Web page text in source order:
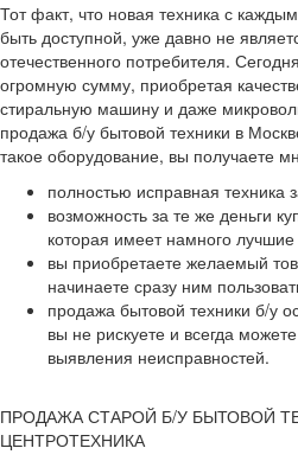
Тот факт, что новая техника с
быть доступной, уже давно не
отечественного потребителя.
огромную сумму, приобретая
стиральную машину и даже
продажа б/у бытовой техники в
такое оборудование, вы получаете
полностью исправная техника
возможность за те же деньги
которая имеет намного лучшие
вы приобретаете желаемый
начинаете сразу ним
продажа бытовой техники б/у
вы не рискуете и всегда
выявления неисправностей.
ПРОДАЖА СТАРОЙ Б/У БЫТОВОЙ
ЦЕНТРОТЕХНИКА